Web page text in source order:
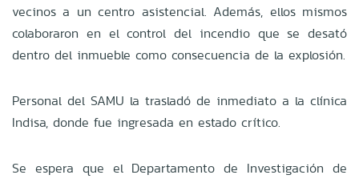
vecinos a un centro asistencial. Además, ellos mismos
colaboraron en el control del incendio que se desató
dentro del inmueble como consecuencia de la explosión.
Personal del SAMU la trasladó de inmediato a la clínica
Indisa, donde fue ingresada en estado crítico.
Se espera que el Departamento de Investigación de